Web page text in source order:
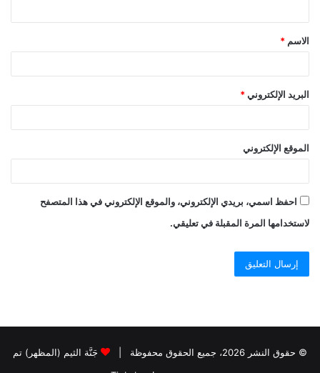
الاسم *
البريد الإلكتروني *
الموقع الإلكتروني
احفظ اسمي، بريدي الإلكتروني، والموقع الإلكتروني في هذا المتصفح
لاستخدامها المرة المقبلة في تعليقي.
© حقوق النشر 2026، جميع الحقوق محفوظة |
جَنَّة الثيم (المظهر) تم